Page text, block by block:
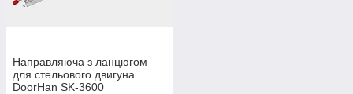
Направляюча з ланцюгом
для стельового двигуна
DoorHan SK-3600